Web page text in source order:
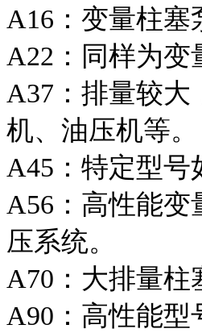
A16：变量柱
A22：同样为
A37：排量较大
机、油压机等。
A45：特定型号
A56：高性能
压系统。
A70：大排量
A90：高性能型